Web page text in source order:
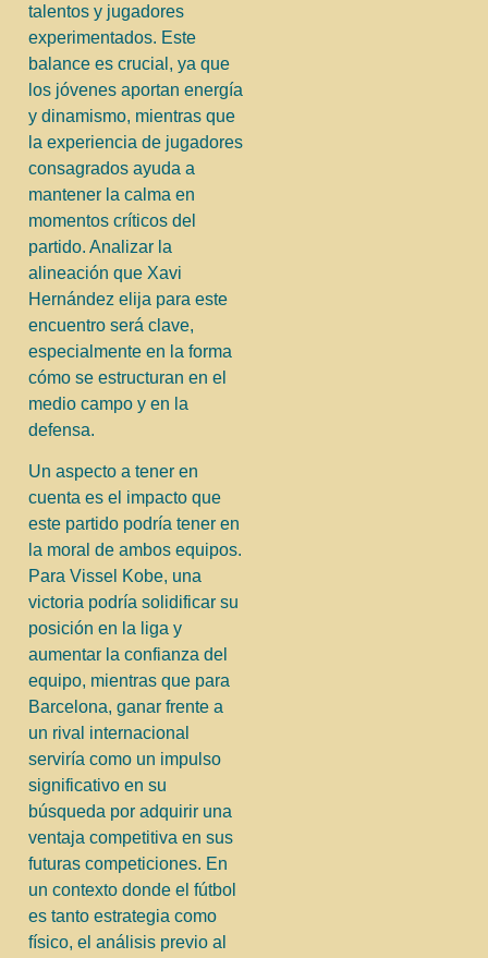
talentos y jugadores
experimentados. Este
balance es crucial, ya que
los jóvenes aportan energía
y dinamismo, mientras que
la experiencia de jugadores
consagrados ayuda a
mantener la calma en
momentos críticos del
partido. Analizar la
alineación que Xavi
Hernández elija para este
encuentro será clave,
especialmente en la forma
cómo se estructuran en el
medio campo y en la
defensa.
Un aspecto a tener en
cuenta es el impacto que
este partido podría tener en
la moral de ambos equipos.
Para Vissel Kobe, una
victoria podría solidificar su
posición en la liga y
aumentar la confianza del
equipo, mientras que para
Barcelona, ganar frente a
un rival internacional
serviría como un impulso
significativo en su
búsqueda por adquirir una
ventaja competitiva en sus
futuras competiciones. En
un contexto donde el fútbol
es tanto estrategia como
físico, el análisis previo al